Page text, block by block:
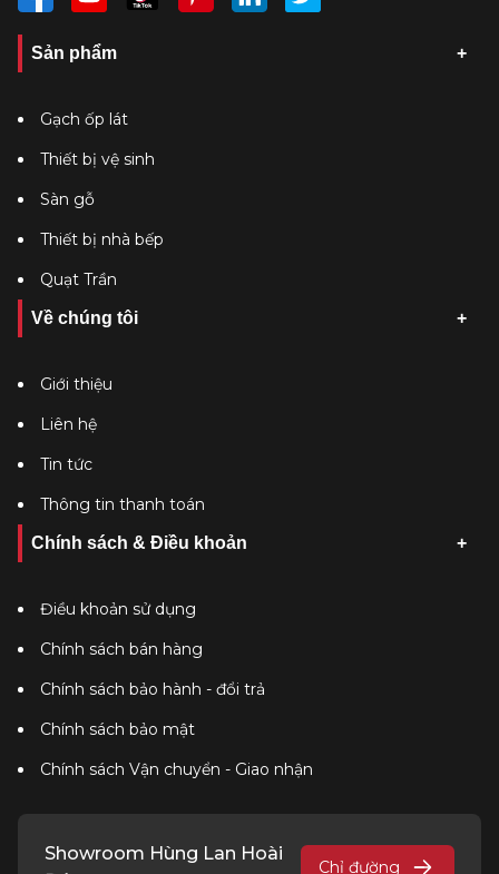
Sản phẩm
Gạch ốp lát
Thiết bị vệ sinh
Sàn gỗ
Thiết bị nhà bếp
Quạt Trần
Về chúng tôi
Giới thiệu
Liên hệ
Tin tức
Thông tin thanh toán
Chính sách & Điều khoản
Điều khoản sử dụng
Chính sách bán hàng
Chính sách bảo hành - đổi trả
Chính sách bảo mật
Chính sách Vận chuyển - Giao nhận
Showroom Hùng Lan Hoài
Chỉ đường